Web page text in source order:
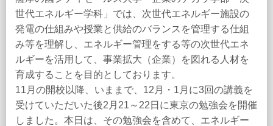
世代エネルギー学科」では、次世代エネルギー施設の
発電の仕組みや授業と供給のバランスを管理する仕組
み等を理解し、エネルギー管理をする等の次世代エネ
ルギーを活用して、事業拡大（企業）を図れる人材を
育成することを目的としております。
11月の開校以降、いままで、12月・1月に3回の講義を
受けていただいた後2月21～22日に東京の勉強会を開催
しました。本日は、その勉強会を含めて、エネルギー